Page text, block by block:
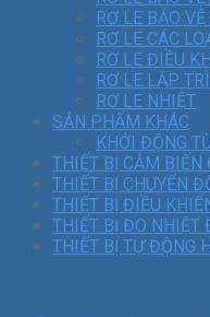
RƠ LE BẢO
RƠ LE CÁC
RƠ LE ĐIỀU
RƠ LE LẬP
RƠ LE NHIỆT
SẢN PHẨM KHÁC
KHỞI ĐỘNG
THIẾT BỊ CẢM BIẾN
THIẾT BỊ CHUYỂN
THIẾT BỊ ĐIỀU
THIẾT BỊ ĐO NHIỆT
THIẾT BỊ TỰ ĐỘNG